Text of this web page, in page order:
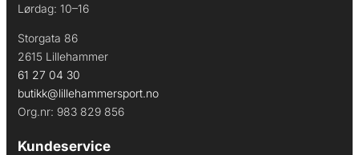
Lørdag: 10–16
Storgata 86
2615 Lillehammer
61 27 04 30
butikk@lillehammersport.no
Org.nr: 983 829 856
Kundeservice